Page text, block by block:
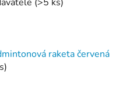
raketa červená
)